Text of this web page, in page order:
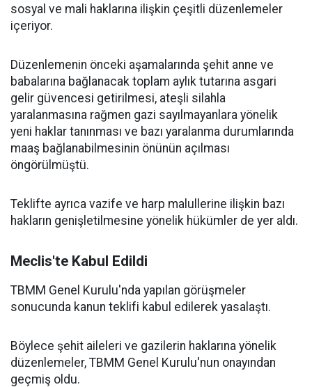
sosyal ve mali haklarına ilişkin çeşitli düzenlemeler
içeriyor.
Düzenlemenin önceki aşamalarında şehit anne ve
babalarına bağlanacak toplam aylık tutarına asgari
gelir güvencesi getirilmesi, ateşli silahla
yaralanmasına rağmen gazi sayılmayanlara yönelik
yeni haklar tanınması ve bazı yaralanma durumlarında
maaş bağlanabilmesinin önünün açılması
öngörülmüştü.
Teklifte ayrıca vazife ve harp malullerine ilişkin bazı
hakların genişletilmesine yönelik hükümler de yer aldı.
Meclis'te Kabul Edildi
TBMM Genel Kurulu'nda yapılan görüşmeler
sonucunda kanun teklifi kabul edilerek yasalaştı.
Böylece şehit aileleri ve gazilerin haklarına yönelik
düzenlemeler, TBMM Genel Kurulu'nun onayından
geçmiş oldu.